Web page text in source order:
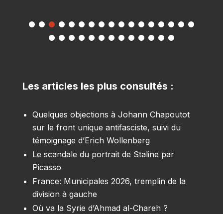
Les articles les plus consultés :
Quelques objections à Johann Chapoutot
sur le front unique antifasciste, suivi du
témoignage d’Erich Wollenberg
Le scandale du portrait de Staline par
Picasso
France: Municipales 2026, tremplin de la
division à gauche
Où va la Syrie d’Ahmad al-Chareh ?